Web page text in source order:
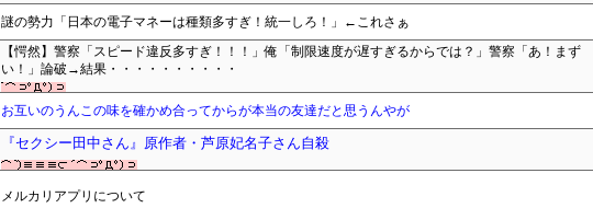
謎の勢力「日本の電子マネーは種類多すぎ！統一しろ！」←これさぁ
【愕然】警察「スピード違反多すぎ！！！」俺「制限速度が遅すぎるからでは？」警察「あ！まず
い！」論破→結果・・・・・・・・・・
お互いのうんこの味を確かめ合ってからが本当の友達だと思うんやが
『セクシー田中さん』原作者・芦原妃名子さん自殺
メルカリアプリについて